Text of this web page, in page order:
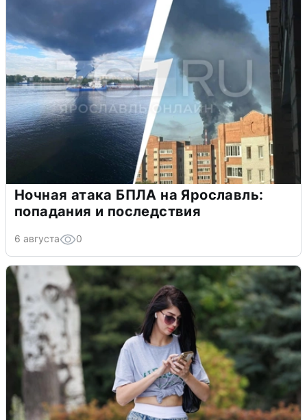
Ночная атака БПЛА на Ярославль:
попадания и последствия
6 августа 0